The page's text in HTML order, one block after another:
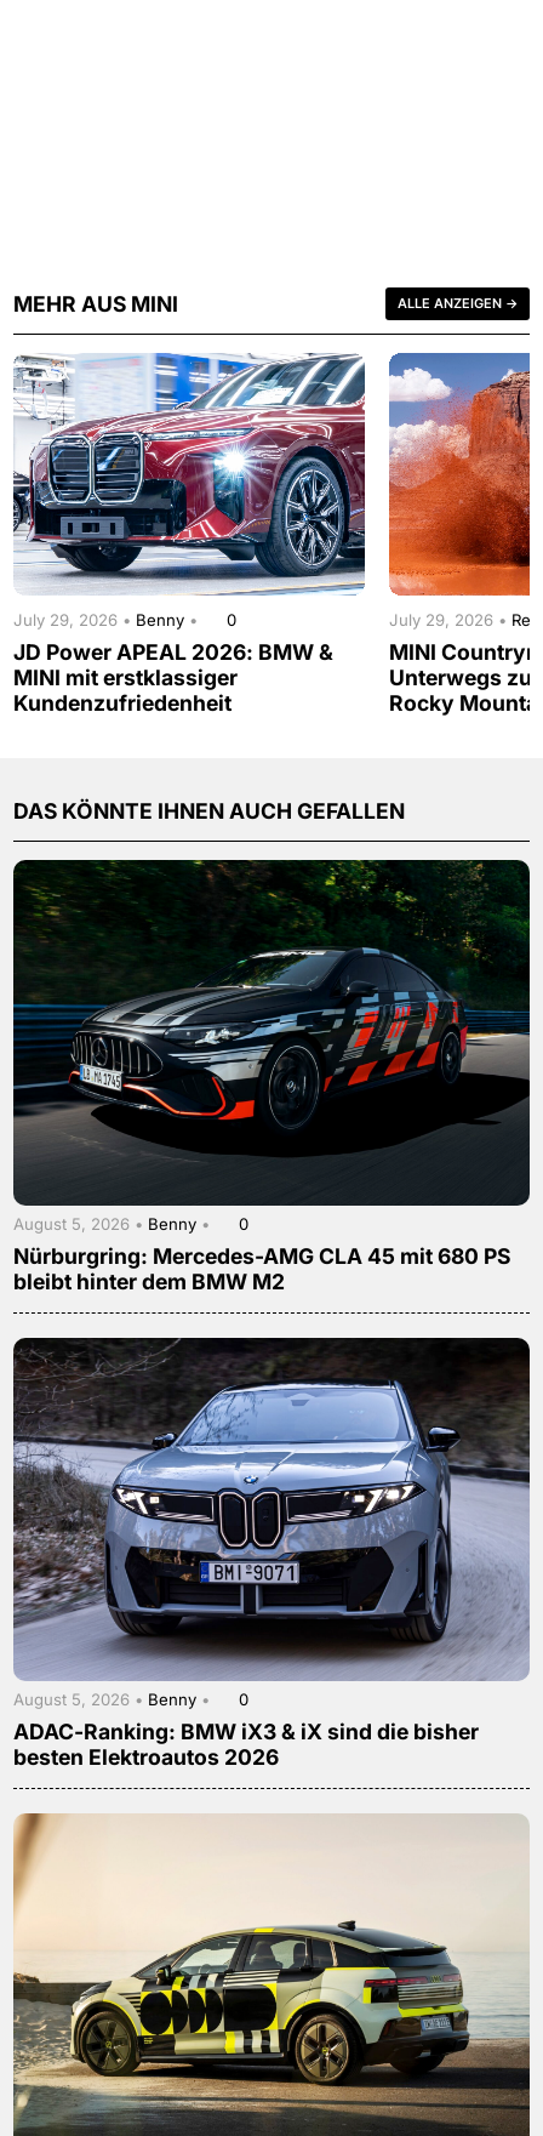
MEHR AUS MINI ALLE ANZEIGEN →
July 29, 2026 • Benny • 0
JD Power APEAL 2026: BMW &
MINI mit erstklassiger
Kundenzufriedenheit
July 29, 2026 •
MINI
Unterwegs
Rocky
DAS KÖNNTE IHNEN AUCH GEFALLEN
August 5, 2026 • Benny • 0
Nürburgring: Mercedes-AMG CLA 45 mit 680 PS
bleibt hinter dem BMW M2
August 5, 2026 • Benny • 0
ADAC-Ranking: BMW iX3 & iX sind die bisher
besten Elektroautos 2026